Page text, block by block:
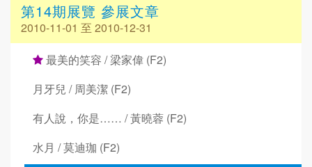
第14期展覽 參展文章
2010-11-01 至 2010-12-31
最美的笑容 / 梁家偉 (F2)
月牙兒 / 周美潔 (F2)
有人說，你是…… / 黃曉蓉 (F2)
水月 / 莫迪珈 (F2)